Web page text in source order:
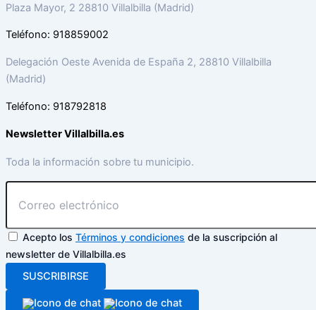
Plaza Mayor, 2 28810 Villalbilla (Madrid)
Teléfono: 918859002
Delegación Oeste Avenida de España 2, 28810 Villalbilla
(Madrid)
Teléfono: 918792818
Newsletter Villalbilla.es
Toda la información sobre tu municipio.
Acepto los Términos y condiciones de la suscripción al
newsletter de Villalbilla.es
SUSCRIBIRSE